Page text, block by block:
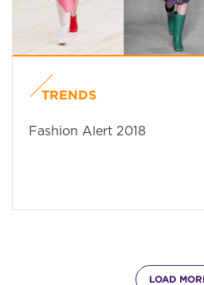
TRENDS
Fashion Alert 2018
LOAD